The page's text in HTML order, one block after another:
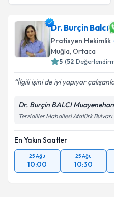
Dr. Burçin Balcı
Pratisyen Hekimlik
Muğla, Ortaca
5 (52
İlgili işini de iyi yapıyor
Dr. Burçin BALCI
Terzialiler Mahallesi Atatürk
En Yakın Saatler
25 Ağu
10:00
25 Ağu
10:30